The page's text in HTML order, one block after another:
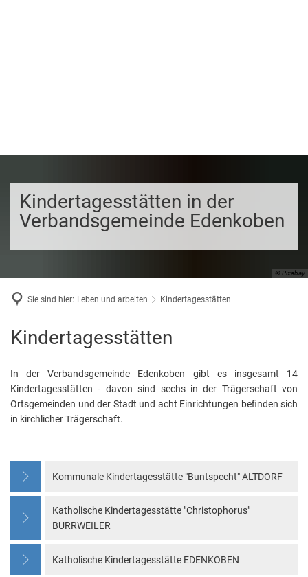
© Pixabay
Kindertagesstätten in der
Verbandsgemeinde Edenkoben
Sie sind hier: Leben und arbeiten Kindertagesstätten
Kindertagesstätten
Kindertagesstätten
In der Verbandsgemeinde Edenkoben gibt es insgesamt 14
Kindertagesstätten - davon sind sechs in der Trägerschaft von
Ortsgemeinden und der Stadt und acht Einrichtungen befinden sich
in kirchlicher Trägerschaft.
Kommunale Kindertagesstätte "Buntspecht" ALTDORF
Katholische Kindertagesstätte "Christophorus"
BURRWEILER
Katholische Kindertagesstätte EDENKOBEN